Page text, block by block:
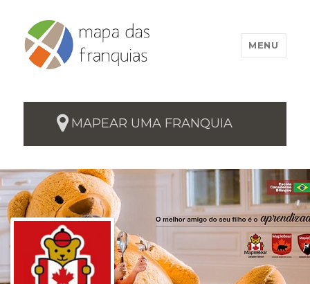
MENU
MAPEAR UMA FRANQUIA